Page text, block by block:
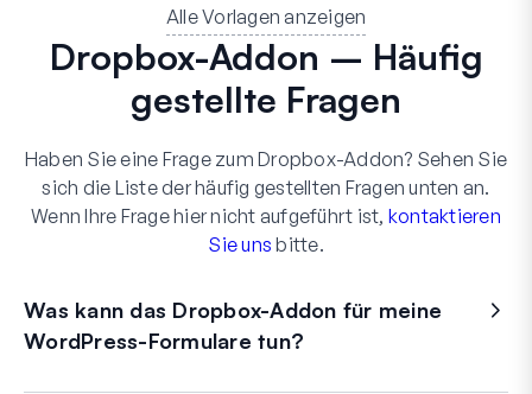
Alle Vorlagen anzeigen
Dropbox-Addon – Häufig
gestellte Fragen
Haben Sie eine Frage zum Dropbox-Addon? Sehen Sie
sich die Liste der häufig gestellten Fragen unten an.
Wenn Ihre Frage hier nicht aufgeführt ist, kontaktieren
Sie uns bitte.
Was kann das Dropbox-Addon für meine
WordPress-Formulare tun?